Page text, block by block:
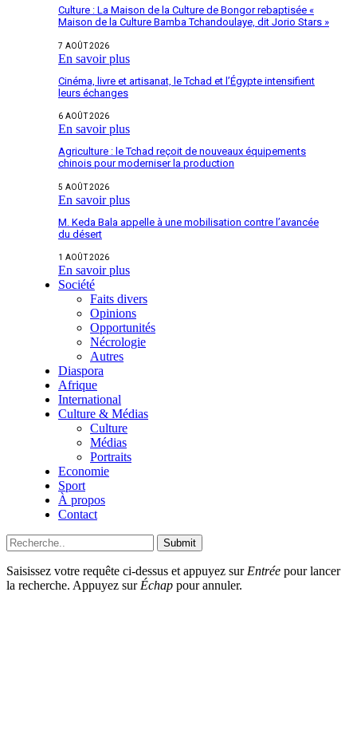
Culture : La Maison de la Culture de Bongor rebaptisée «
Maison de la Culture Bamba Tchandoulaye, dit Jorio Stars »
7 AOÛT 2026
En savoir plus
Cinéma, livre et artisanat, le Tchad et l’Égypte intensifient
leurs échanges
6 AOÛT 2026
En savoir plus
Agriculture : le Tchad reçoit de nouveaux équipements
chinois pour moderniser la production
5 AOÛT 2026
En savoir plus
M. Keda Bala appelle à une mobilisation contre l’avancée
du désert
1 AOÛT 2026
En savoir plus
Société
Faits divers
Opinions
Opportunités
Nécrologie
Autres
Diaspora
Afrique
International
Culture & Médias
Culture
Médias
Portraits
Economie
Sport
À propos
Contact
Submit
Saisissez votre requête ci-dessus et appuyez surEntrée pour lancer
la recherche. Appuyez surÉchap pour annuler.